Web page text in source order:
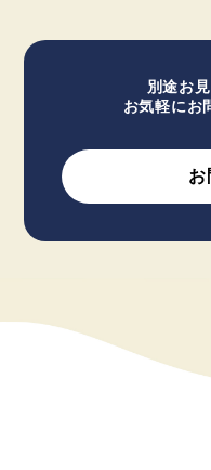
別途お
お気軽にお
お